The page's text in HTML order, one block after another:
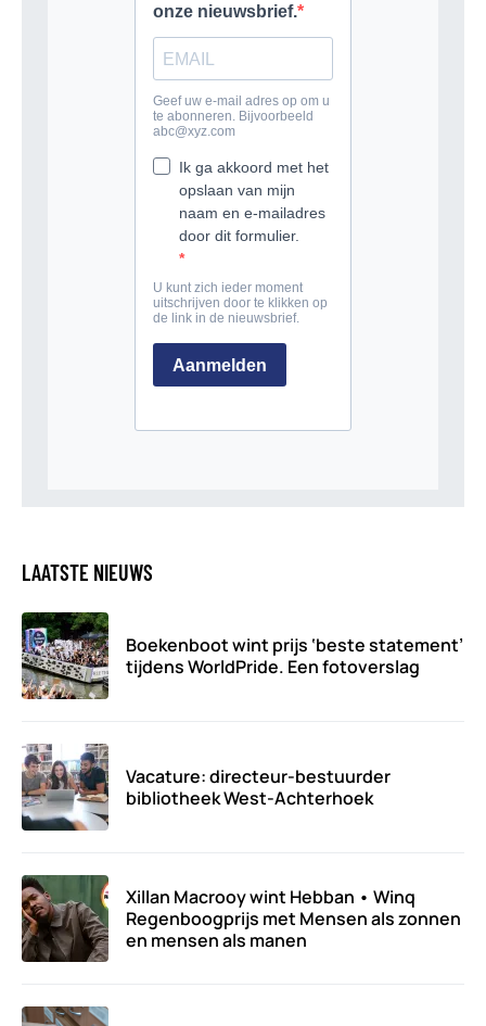
LAATSTE NIEUWS
Boekenboot wint prijs ‘beste statement’
tijdens WorldPride. Een fotoverslag
Vacature: directeur-bestuurder
bibliotheek West-Achterhoek
Xillan Macrooy wint Hebban • Winq
Regenboogprijs met Mensen als zonnen
en mensen als manen